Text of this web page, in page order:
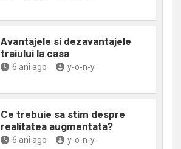
Avantajele si dezavantajele
traiului la casa
6 ani ago y-o-n-y
Ce trebuie sa stim despre
realitatea augmentata?
6 ani ago y-o-n-y